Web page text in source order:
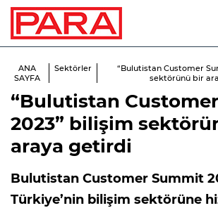
ANA
SAYFA
Sektörler
“Bulutistan Customer
sektörünü bir
“Bulutistan
2023” bilişim
araya getirdi
Bulutistan Customer Summit
Türkiye’nin bilişim sektörüne